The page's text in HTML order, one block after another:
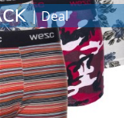
| Deal